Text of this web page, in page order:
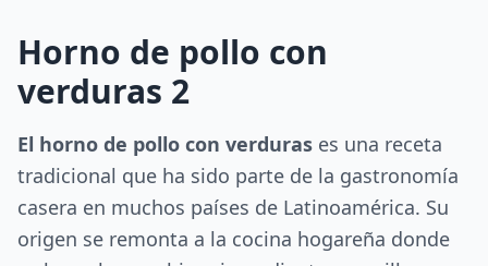
Horno de pollo con
verduras 2
El horno de pollo con verduras es una receta
tradicional que ha sido parte de la gastronomía
casera en muchos países de Latinoamérica. Su
origen se remonta a la cocina hogareña donde